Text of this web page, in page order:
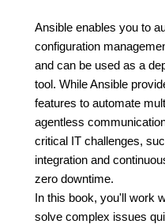
Ansible enables you to
configuration
and can be used as a
tool. While Ansible
features to automate
agentless
critical IT challenges,
integration and
zero downtime.
In this book, you'll work
solve complex issues